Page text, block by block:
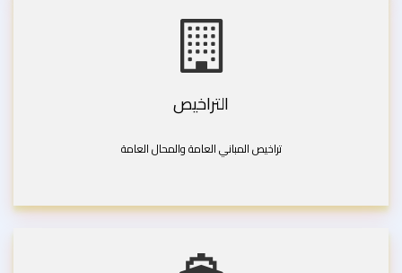
التراخيص
تراخيص المباني العامة والمحال العامة